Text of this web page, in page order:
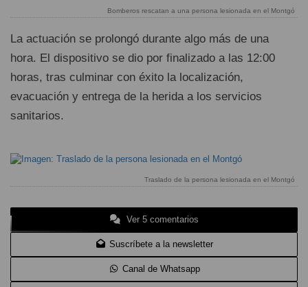
Bomberos rescatan a una persona lesionada en el Montgó
La actuación se prolongó durante algo más de una
hora. El dispositivo se dio por finalizado a las 12:00
horas, tras culminar con éxito la localización,
evacuación y entrega de la herida a los servicios
sanitarios.
Traslado de la persona lesionada en el Montgó
Ver 5 comentarios
Suscríbete a la newsletter
Canal de Whatsapp